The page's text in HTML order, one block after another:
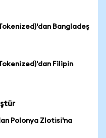
Bangladeş
Filipin
Polonya Zlotisi'na